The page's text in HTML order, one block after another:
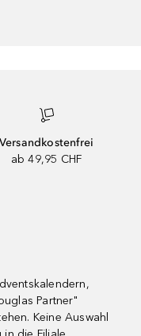
Versandkostenfrei
ab 49,95 CHF
Partner"
Keine Auswahl